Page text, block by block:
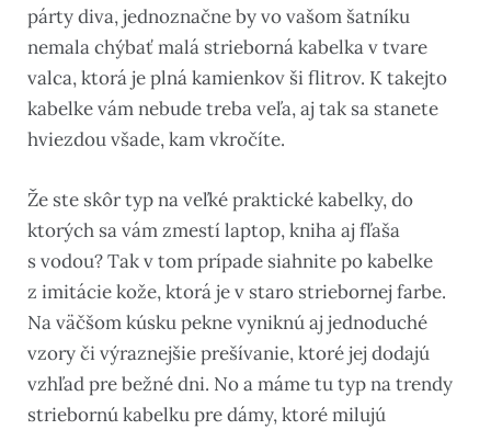
párty diva, jednoznačne by vo vašom šatníku
nemala chýbať malá strieborná kabelka v tvare
valca, ktorá je plná kamienkov ši flitrov. K takejto
kabelke vám nebude treba veľa, aj tak sa stanete
hviezdou všade, kam vkročíte.
Že ste skôr typ na veľké praktické kabelky, do
ktorých sa vám zmestí laptop, kniha aj fľaša
s vodou? Tak v tom prípade siahnite po kabelke
z imitácie kože, ktorá je v staro striebornej farbe.
Na väčšom kúsku pekne vyniknú aj jednoduché
vzory či výraznejšie prešívanie, ktoré jej dodajú
vzhľad pre bežné dni. No a máme tu typ na trendy
striebornú kabelku pre dámy, ktoré milujú